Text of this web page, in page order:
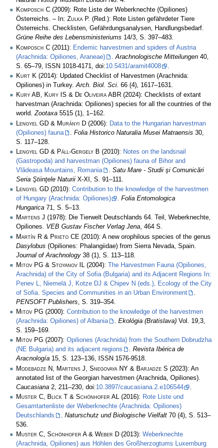
Komposch C (2009): Rote Liste der Weberknechte (Opiliones)
Österreichs. – In: Zulka P. (Red.): Rote Listen gefährdeter Tiere
Österreichs. Checklisten, Gefährdungsanalysen, Handlungsbedarf.
Grüne Reihe des Lebensministeriums 14/3, S. 397–483.
Komposch C (2011): Endemic harvestmen and spiders of Austria
(Arachnida: Opiliones, Araneae)
Arachnologische Mitteilungen 40,
S. 65–79, ISSN 1018-4171, doi:10.5431/aramit4008
Kurt K (2014): Updated Checklist of Harvestmen (Arachnida:
Opiliones) in Turkey.Arch. Biol. Sci. 66 (4), 1617–1631.
Kury AB, Kury IS & De Oliveira ABR (2024): Checklists of extant
harvestman (Arachnida: Opiliones) species for all the countries of the
world.Zootaxa 5515 (1), 1–162.
Lengyel GD & Murányi D (2006): Data to the Hungarian harvestman
(Opiliones) fauna
Folia Historico Naturalia Musei Matraensis 30,
S. 117–128.
Lengyel GD & Páll-Gergely B (2010): Notes on the landsnail
(Gastropoda) and harvestman (Opiliones) fauna of Bihor and
Vlădeasa Mountains, Romania
Satu Mare - Studii şi Comunicări
Seria Ştiinţele Naturii X-XI, S. 91–111.
Lengyel GD (2010): Contribution to the knowledge of the harvestmen
of Hungary (Arachnida: Opiliones)
. Folia Entomologica
Hungarica 71, S. 5–13.
Martens J (1978): Die Tierwelt Deutschlands 64. Teil, Weberknechte,
Opiliones. VEB Gustav Fischer Verlag Jena, 464 S.
Martín R & Prieto CE (2010): A new orophilous species of the genus
Dasylobus (Opiliones: Phalangiidae) from Sierra Nevada, Spain.
Journal of Arachnology 38 (1), S. 113–118.
Mitov PG & Stoyanov IL (2004): The Harvestmen Fauna (Opiliones,
Arachnida) of the City of Sofia (Bulgaria) and its Adjacent Regions In:
Penev L, Niemelä J, Kotze DJ & Chipev N (eds.), Ecology of the City
of Sofia. Species and Communities in an Urban Environment
.
PENSOFT Publishers, S. 319–354.
Mitov PG (2000): Contribution to the knowledge of the harvestmen
(Arachnida: Opiliones) of Albania
. Ekológia (Bratislava) Vol. 19,3,
S. 159–169.
Mitov PG (2007): Opiliones (Arachnida) from the Southern Dobrudzha
(NE Bulgaria) and its adjacent regions
. Revista Ibérica de
Aracnología 15, S. 123–136, ISSN 1576-9518.
Modebadze N, Martens J, Snegovaya NY & Barjadze S (2023): An
annotated list of the Georgian harvestmen (Arachnida, Opiliones).
Caucasiana 2, 211–230, doi:10.3897/caucasiana.2.e106544
Muster C, Blick T & Schönhofer AL (2016): Rote Liste und
Gesamtartenliste der Weberknechte (Arachnida: Opiliones)
Deutschlands
. Naturschutz und Biologische Vielfalt 70 (4), S. 513–
536.
Muster C, Schönhofer A & Weber D (2013): Weberknechte
(Arachnida, Opiliones) aus Höhlen des Großherzogtums Luxemburg